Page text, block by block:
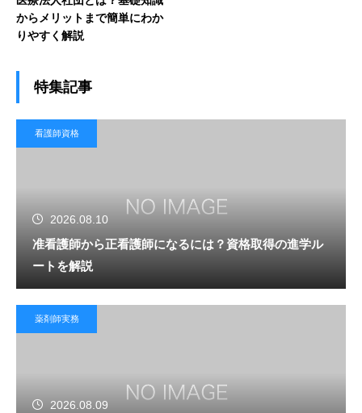
からメリットまで簡単にわか
りやすく解説
特集記事
看護師資格
2026.08.10
准看護師から正看護師になるには？資格取得の進学ル
ートを解説
薬剤師実務
2026.08.09